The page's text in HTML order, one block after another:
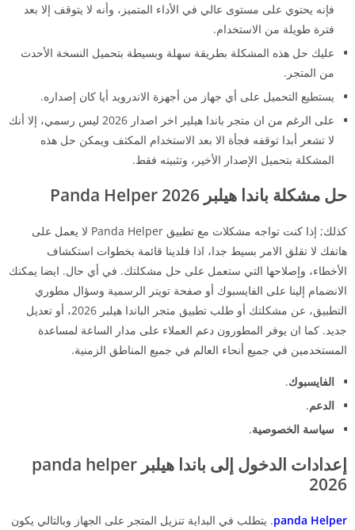
فإنه يحتوي على مستوى عالي في الأداء المتميز، وأنه لا يتوقف إلا بعد
فترة طويلة من الاستخدام.
عليك حل هذه المشكلة بطريقة سهلة وبسيطة بتحميل النسخة الأحدث
من المتجر.
يستطيع التحميل على أي جهاز من أجهزة الاندرويد أيا كان إصداره.
على الرغم من ان متجر باندا هيلير اخر اصدار 2026 ليس رسمي، إلا أنك
لا تشعر أبدا توقفه فجأة الا بعد الاستخدام المكثف ويمكن حل هذه
المشكلة بتحميل الإصدار الأخير، وتثبيته فقط.
حل مشكلة باندا هيلبر 2026 Panda Helper
كذلك; إذا كنت تواجه مشكلات مع تطبيق Panda Helper لا يعمل على
هاتفك لا تقلق الامر بسيط جدا، اذا فلدينا قائمة بخطوات استكشاف
الأخطاء، وإصلاحها التي ستعمل على حل مشكلتك. في أي حال. ايضا يمكنك
الانضمام إلينا على الفايسبوك أو صفحة تويتر الرسمية وسؤال مطوري
التطبيق، عن مشكلتك أو طلب تطبيق متجر الباندا هيلبر 2026، أو تعديل
جديد. كما ان يوفر المطورون دعم العملاء على مدار الساعة لمساعدة
المستخدمين في جميع أنحاء العالم في جميع المناطق الزمنية.
الفايسبوك.
الدعم.
سياسة الخصوصية.
إعدادات الدخول إلى باندا هيلبر panda helper
2026
panda Helper. يتطلب في البداية تنزيل المتجر على الجهاز وبالتالي يكون